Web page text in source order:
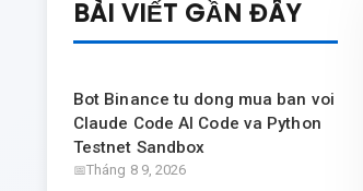
BÀI VIẾT GẦN ĐÂY
Bot Binance tu dong mua ban voi
Claude Code AI Code va Python
Testnet Sandbox
Tháng 8 9, 2026